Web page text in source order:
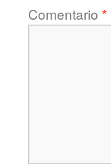
Comentario *